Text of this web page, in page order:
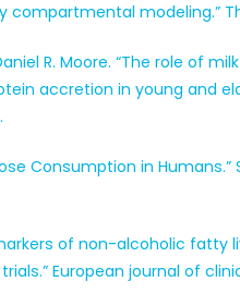
modeling.”
R. Moore. “The role of
accretion in young and
Consumption in
of non-alcoholic fatty
European journal of